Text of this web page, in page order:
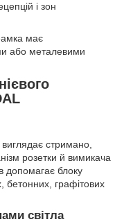
і зон
має
або металевими
стримано,
розетки й вимикача
допомагає блоку
бетонних, графітових
світла